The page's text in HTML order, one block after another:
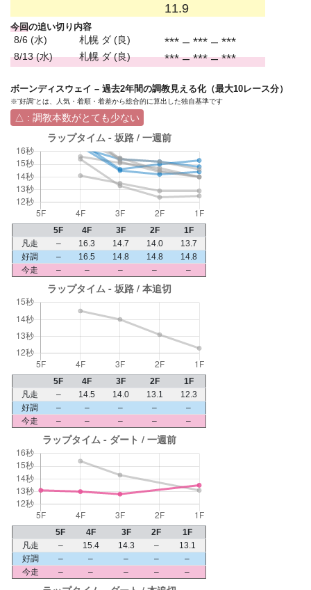
11.9
今回の追い切り内容
8/6 (水) 札幌 ダ (良) *** – *** – ***
8/13 (水) 札幌 ダ (良) *** – *** – ***
ボーンディスウェイ – 過去2年間の調教見える化（最大10レース分）
※”好調”とは、人気・着順・着差から総合的に算出した独自基準です
△ : 調教本数がとても少ない
5F 4F 3F 2F
1F
凡走
– 16.3 14.7 14.0
13.7
好調
– 16.5 14.8 14.8
14.8
今走
– – – – –
5F 4F 3F 2F
1F
凡走
– 14.5 14.0 13.1
12.3
好調
– – – –
–
今走
– – – – –
5F 4F 3F 2F
1F
凡走
– 15.4 14.3 –
13.1
好調
– – – –
–
今走
– – – – –